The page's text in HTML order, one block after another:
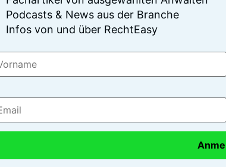
Podcasts & News aus der Branche
Infos von und über RechtEasy